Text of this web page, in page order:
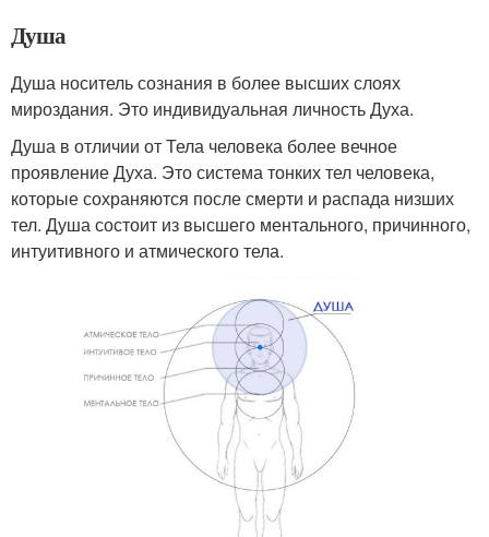
Душа
Душа носитель сознания в более высших слоях
мироздания. Это индивидуальная личность Духа.
Душа в отличии от Тела человека более вечное
проявление Духа. Это система тонких тел человека,
которые сохраняются после смерти и распада низших
тел. Душа состоит из высшего ментального, причинного,
интуитивного и атмического тела.